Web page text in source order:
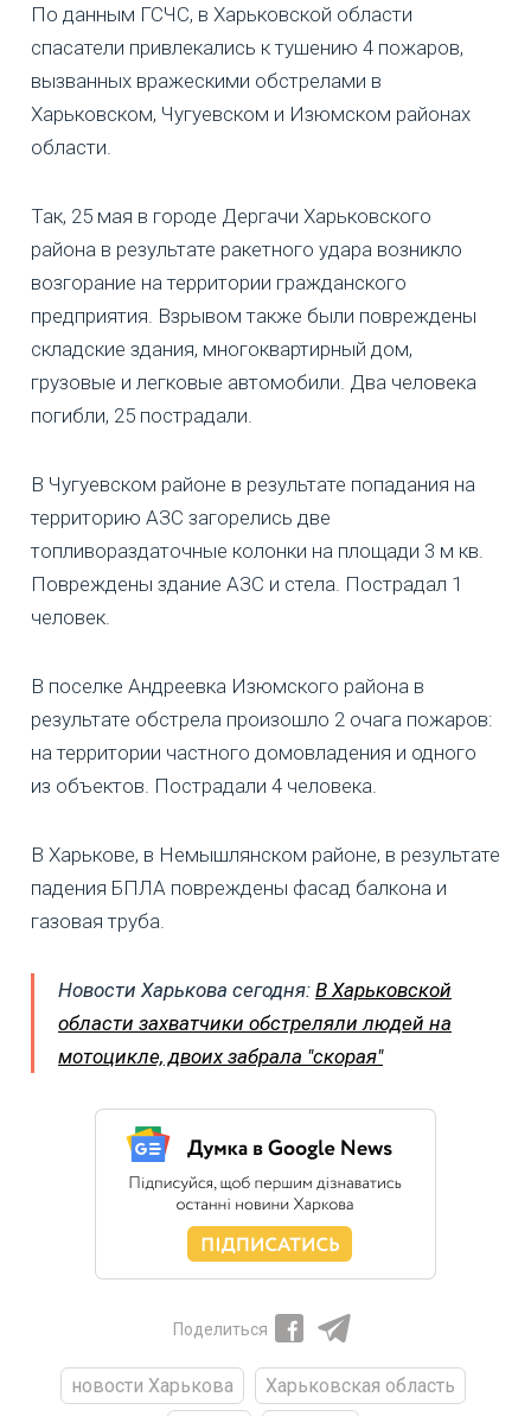
По данным ГСЧС, в Харьковской области
спасатели привлекались к тушению 4 пожаров,
вызванных вражескими обстрелами в
Харьковском, Чугуевском и Изюмском районах
области.
Так, 25 мая в городе Дергачи Харьковского
района в результате ракетного удара возникло
возгорание на территории гражданского
предприятия. Взрывом также были повреждены
складские здания, многоквартирный дом,
грузовые и легковые автомобили. Два человека
погибли, 25 пострадали.
В Чугуевском районе в результате попадания на
территорию АЗС загорелись две
топливораздаточные колонки на площади 3 м кв.
Повреждены здание АЗС и стела. Пострадал 1
человек.
В поселке Андреевка Изюмского района в
результате обстрела произошло 2 очага пожаров:
на территории частного домовладения и одного
из объектов. Пострадали 4 человека.
В Харькове, в Немышлянском районе, в результате
падения БПЛА повреждены фасад балкона и
газовая труба.
Новости Харькова сегодня: В Харьковской
области захватчики обстреляли людей на
мотоцикле, двоих забрала "скорая"
Поделиться
новости Харькова Харьковская область